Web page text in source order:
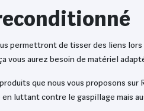
permettront de tisser des liens
vous aurez besoin de matériel
que nous vous proposons
luttant contre le gaspillage mais